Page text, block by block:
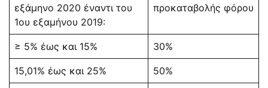
εξάμηνο 2020 έναντι του
1ου εξαμήνου 2019:
προκαταβολής φόρου
≥ 5% έως και 15% 30%
15,01% έως και 25% 50%